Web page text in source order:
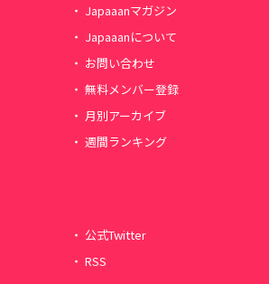
Japaaanマガジン
Japaaanについて
お問い合わせ
無料メンバー登録
月別アーカイブ
週間ランキング
公式Twitter
RSS